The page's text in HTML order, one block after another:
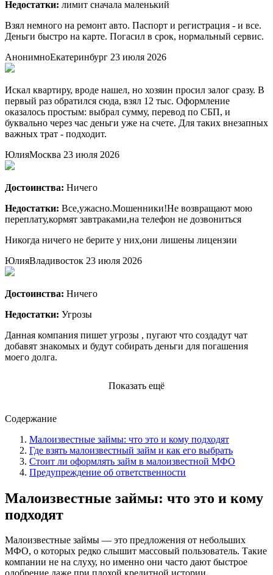
Недостатки: лимит сначала маленький
Взял немного на ремонт авто. Паспорт и регистрация - и все.
Деньги быстро на карте. Погасил в срок, нормальный сервис.
АнонимноЕкатеринбург 23 июля 2026
Искал квартиру, вроде нашел, но хозяин просил залог сразу. В
первый раз обратился сюда, взял 12 тыс. Оформление
оказалось простым: выбрал сумму, перевод по СБП, и
буквально через час деньги уже на счете. Для таких внезапных
важных трат - подходит.
ЮлияМосква 23 июля 2026
Достоинства: Ничего
Недостатки: Все,ужасно.Мошенники!Не возвращают мою
переплату,кормят завтраками,на телефон не дозвониться
Никогда ничего не берите у них,они лишены лицензии
ЮлияВладивосток 23 июля 2026
Достоинства: Ничего
Недостатки: Угрозы
Данная компания пишет угрозы , пугают что создадут чат
добавят знакомых и будут собирать деньги для погашения
моего долга.
Показать ещё
Содержание
Малоизвестные займы: что это и кому подходят
Где взять малоизвестный займ и как его выбрать
Стоит ли оформлять займ в малоизвестной МФО
Предупреждение об ответственности
Малоизвестные займы: что это и кому
подходят
Малоизвестные займы — это предложения от небольших
МФО, о которых редко слышит массовый пользователь. Такие
компании не на слуху, но именно они часто дают быстрое